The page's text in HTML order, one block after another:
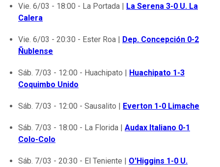
Vie. 6/03 - 18:00 - La Portada | La Serena 3-0 U. La
Calera
Vie. 6/03 - 20:30 - Ester Roa | Dep. Concepción 0-2
Ñublense
Sáb. 7/03 - 12:00 - Huachipato | Huachipato 1-3
Coquimbo Unido
Sáb. 7/03 - 12:00 - Sausalito | Everton 1-0 Limache
Sáb. 7/03 - 18:00 - La Florida | Audax Italiano 0-1
Colo-Colo
Sáb. 7/03 - 20:30 - El Teniente | O'Higgins 1-0 U.